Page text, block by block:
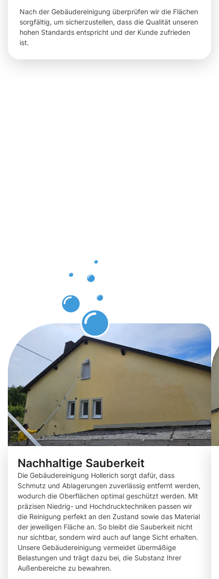
Nach der Gebäudereinigung überprüfen wir die Flächen
sorgfältig, um sicherzustellen, dass die Qualität unseren
hohen Standards entspricht und der Kunde zufrieden
ist.
Nachhaltige Sauberkeit
Die Gebäudereinigung Hollerich sorgt dafür, dass
Schmutz und Ablagerungen zuverlässig entfernt werden,
wodurch die Oberflächen optimal geschützt werden. Mit
präzisen Niedrig- und Hochdrucktechniken passen wir
die Reinigung perfekt an den Zustand sowie das Material
der jeweiligen Fläche an. So bleibt die Sauberkeit nicht
nur sichtbar, sondern wird auch auf lange Sicht erhalten.
Unsere Gebäudereinigung vermeidet übermäßige
Belastungen und trägt dazu bei, die Substanz Ihrer
Außenbereiche zu bewahren.